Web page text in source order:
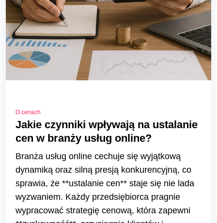
O cenach
Jakie czynniki wpływają na ustalanie
cen w branży usług online?
Branża usług online cechuje się wyjątkową
dynamiką oraz silną presją konkurencyjną, co
sprawia, że **ustalanie cen** staje się nie lada
wyzwaniem. Każdy przedsiębiorca pragnie
wypracować strategię cenową, która zapewni